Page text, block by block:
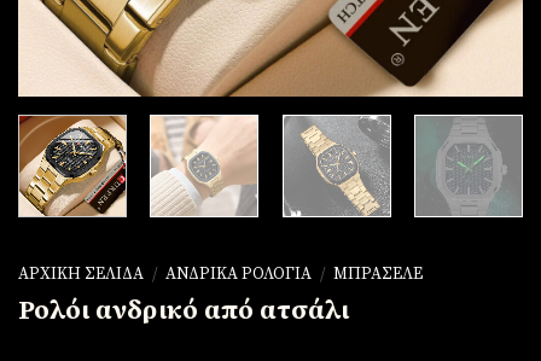
ΑΡΧΙΚΉ ΣΕΛΊΔΑ / ΑΝΔΡΙΚΆ ΡΟΛΌΓΙΑ / ΜΠΡΑΣΕΛΈ
Ρολόι ανδρικό από ατσάλι